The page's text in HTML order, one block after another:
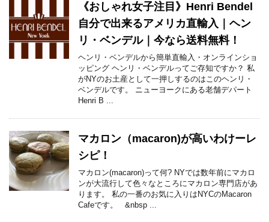
《おしゃれ女子注目》Henri Bendel
自分で出来るアメリカ直輸入｜ヘン
リ・ベンデル｜今なら送料無料！
ヘンリ・ベンデルから簡単直輸入・オンラインショ
ッピング ヘンリ・ベンデルってご存知ですか？ 私
がNYのお土産として一押しするのはこのヘンリ・
ベンデルです。 ニューヨークにある老舗デパート
Henri B ...
マカロン（macaron)が高いわけーレ
シピ！
マカロン(macaron)って何? NYでは数年前にマカロ
ンが大流行して色々なところにマカロン専門店があ
ります。 私の一番のお気に入りはNYCのMacaron
Cafeです。 &nbsp ...